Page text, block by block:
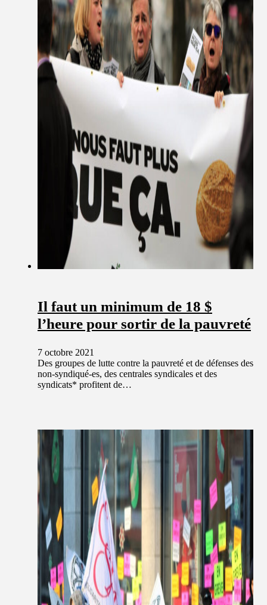
Il faut un minimum de 18 $
l’heure pour sortir de la pauvreté
7 octobre 2021
Des groupes de lutte contre la pauvreté et de défenses des
non-syndiqué-es, des centrales syndicales et des
syndicats* profitent de…